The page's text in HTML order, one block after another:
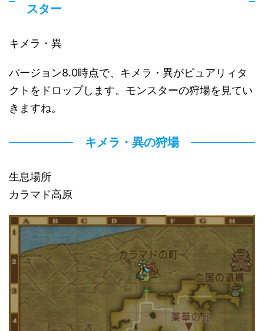
スター
キメラ・異
バージョン8.0時点で、キメラ・異がピュアリィタ
クトをドロップします。モンスターの狩場を見てい
きますね。
キメラ・異の狩場
生息場所
カラマド高原